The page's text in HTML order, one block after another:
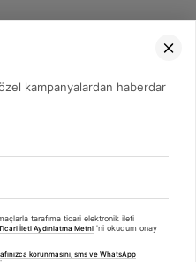
08 08
kampanyalardan haberdar
tarafıma ticari elektronik ileti
İleti Aydınlatma Metni 'ni okudum onay
korunmasını, sms ve WhatsApp